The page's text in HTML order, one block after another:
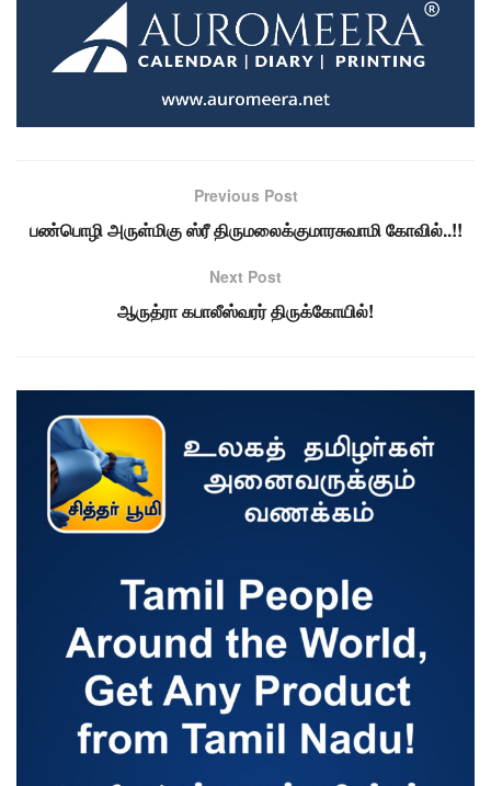
Previous Post
பண்பொழி அருள்மிகு ஸ்ரீ திருமலைக்குமாரசுவாமி கோவில்..!!
Next Post
ஆருத்ரா கபாலீஸ்வரர் திருக்கோயில்!